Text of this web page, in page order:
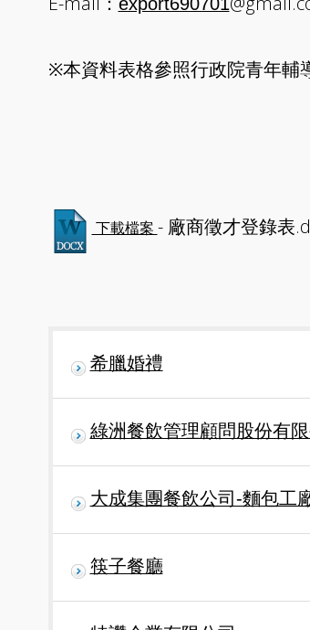
※本資料表格參照行政院青年輔
下載檔案 - 廠商徵才登錄表
希臘婚禮
綠洲餐飲管理顧問股份有限
大成集團餐飲公司-麵包工
筷子餐廳